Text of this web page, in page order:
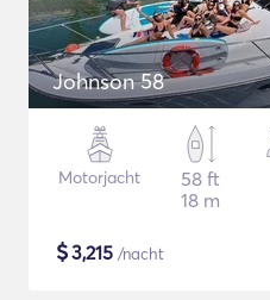
Johnson 58
Motorjacht
58 ft
18 m
$3,215 /nacht